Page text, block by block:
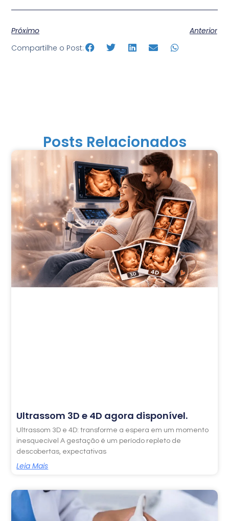
Próximo
Anterior
Compartilhe o Post:
Posts Relacionados
Ultrassom 3D e 4D agora disponível.
Ultrassom 3D e 4D: transforme a espera em um momento
inesquecível A gestação é um período repleto de
descobertas, expectativas
Leia Mais